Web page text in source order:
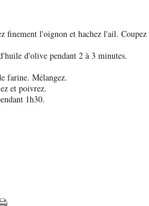
finement l'oignon et hachez l'ail. Coupez
d'olive pendant 2 à 3 minutes.
farine. Mélangez.
et poivrez.
1h30.